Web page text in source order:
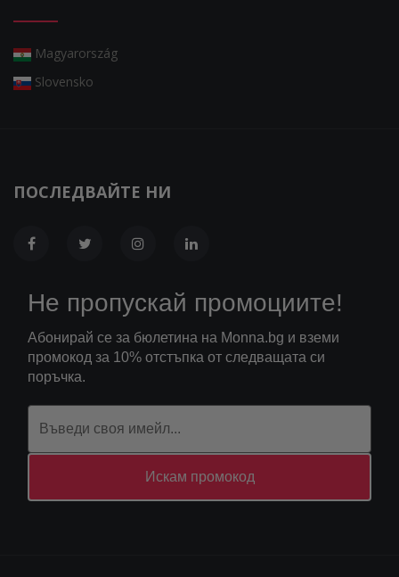
Magyarország
Slovensko
ПОСЛЕДВАЙТЕ НИ
Не пропускай промоциите!
Абонирай се за бюлетина на Monna.bg и вземи
промокод за 10% отстъпка от следващата си
поръчка.
Искам промокод